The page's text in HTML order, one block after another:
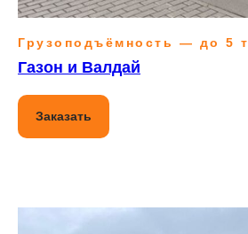
Грузоподъёмность — до 5 т
Газон и Валдай
Заказать